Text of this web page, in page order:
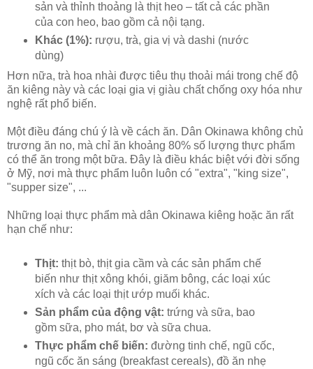
sản và thỉnh thoảng là thịt heo – tất cả các phần
của con heo, bao gồm cả nội tạng.
Khác (1%): rượu, trà, gia vị và dashi (nước
dùng)
Hơn nữa, trà hoa nhài được tiêu thụ thoải mái trong chế độ
ăn kiêng này và các loại gia vị giàu chất chống oxy hóa như
nghệ rất phổ biến.
Một điều đáng chú ý là về cách ăn. Dân Okinawa không chủ
trương ăn no, mà chỉ ăn khoảng 80% số lượng thực phẩm
có thể ăn trong một bữa. Đây là điều khác biệt với đời sống
ở Mỹ, nơi mà thực phẩm luôn luôn có "extra", "king size",
"supper size", ...
Những loại thực phẩm mà dân Okinawa kiêng hoặc ăn rất
hạn chế như:
Thịt: thịt bò, thịt gia cầm và các sản phẩm chế
biến như thịt xông khói, giăm bông, các loại xúc
xích và các loại thịt ướp muối khác.
Sản phẩm của động vật: trứng và sữa, bao
gồm sữa, pho mát, bơ và sữa chua.
Thực phẩm chế biến: đường tinh chế, ngũ cốc,
ngũ cốc ăn sáng (breakfast cereals), đồ ăn nhẹ